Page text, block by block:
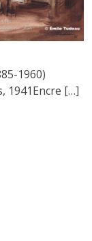
1960)
1941Encre […]